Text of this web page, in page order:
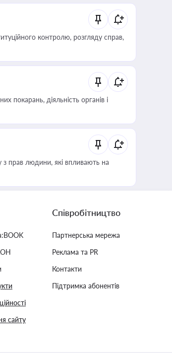
контролю, розгляду справ,
покарань, діяльність органів і
з прав людини, які впливають на
сайту
Співробітництво
Партнерська мережа
Реклама та PR
Контакти
Підтримка абонентів